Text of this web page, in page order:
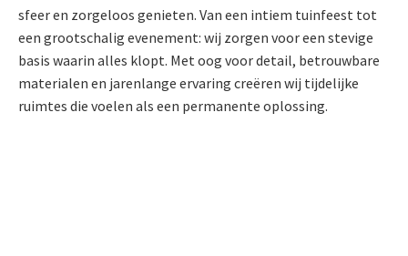
sfeer en zorgeloos genieten. Van een intiem tuinfeest tot
een grootschalig evenement: wij zorgen voor een stevige
basis waarin alles klopt. Met oog voor detail, betrouwbare
materialen en jarenlange ervaring creëren wij tijdelijke
ruimtes die voelen als een permanente oplossing.